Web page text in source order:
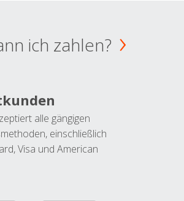
ich zahlen?
alle gängigen
einschließlich
Visa und American